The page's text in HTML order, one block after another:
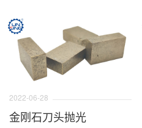
刚石刀头到底如何选配呢？
2022-06-28
金刚石刀头抛光